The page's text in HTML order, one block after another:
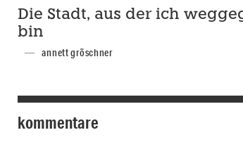
Die Stadt, aus der ich
bin
annett gröschner
kommentare